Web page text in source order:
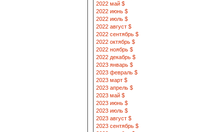
2022 май $
2022 июнь $
2022 июль $
2022 август $
2022 сентябрь $
2022 октябрь $
2022 ноябрь $
2022 декабрь $
2023 январь $
2023 февраль $
2023 март $
2023 апрель $
2023 май $
2023 июнь $
2023 июль $
2023 август $
2023 сентябрь $